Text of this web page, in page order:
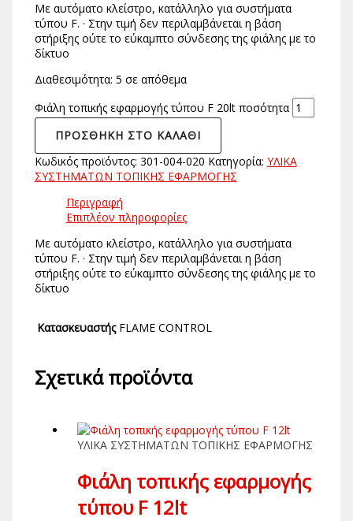
Με αυτόματο κλείστρο, κατάλληλο για συστήματα
τύπου F. · Στην τιμή δεν περιλαμβάνεται η βάση
στήριξης ούτε το εύκαμπτο σύνδεσης της φιάλης με το
δίκτυο
Διαθεσιμότητα: 5 σε απόθεμα
Φιάλη τοπικής εφαρμογής τύπου F 20lt ποσότητα
ΠΡΟΣΘΉΚΗ ΣΤΟ ΚΑΛΆΘΙ
Κωδικός προϊόντος: 301-004-020 Κατηγορία: ΥΛΙΚΑ
ΣΥΣΤΗΜΑΤΩΝ ΤΟΠΙΚΗΣ ΕΦΑΡΜΟΓΗΣ
Περιγραφή
Επιπλέον πληροφορίες
Με αυτόματο κλείστρο, κατάλληλο για συστήματα
τύπου F. · Στην τιμή δεν περιλαμβάνεται η βάση
στήριξης ούτε το εύκαμπτο σύνδεσης της φιάλης με το
δίκτυο
Κατασκευαστής FLAME CONTROL
Σχετικά προϊόντα
ΥΛΙΚΑ ΣΥΣΤΗΜΑΤΩΝ ΤΟΠΙΚΗΣ ΕΦΑΡΜΟΓΗΣ
Φιάλη τοπικής εφαρμογής
τύπου F 12lt